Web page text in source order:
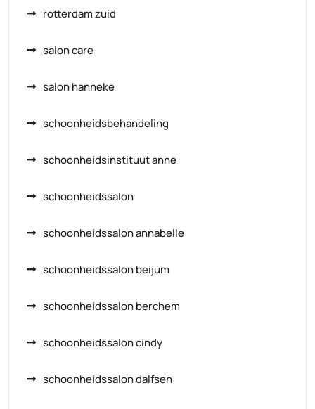
rotterdam zuid
salon care
salon hanneke
schoonheidsbehandeling
schoonheidsinstituut anne
schoonheidssalon
schoonheidssalon annabelle
schoonheidssalon beijum
schoonheidssalon berchem
schoonheidssalon cindy
schoonheidssalon dalfsen